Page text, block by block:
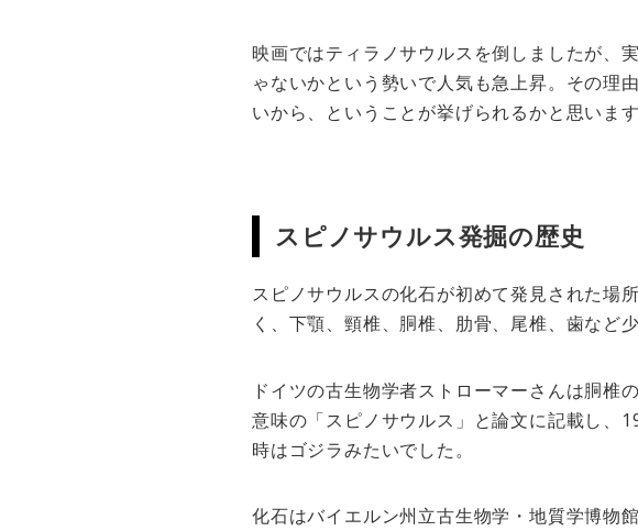
映画ではティラノサウルスを倒しましたが、
ゃないかという勢いで人気も急上昇。その理
いから、ということが挙げられるかと思います
スピノサウルス発掘の歴史
スピノサウルスの化石が初めて発見された場
く、下顎、頸椎、胴椎、肋骨、尾椎、歯など
ドイツの古生物学者ストローマーさんは胴椎
意味の「スピノサウルス」と論文に記載し、
時はゴジラみたいでした。
化石はバイエルン州立古生物学・地質学博物